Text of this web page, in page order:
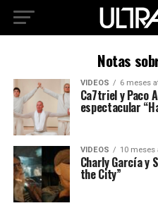
Notas
VIDEOS 6 meses
Ca7triel y Paco
espectacular
VIDEOS 10 meses
Charly García y
the City”